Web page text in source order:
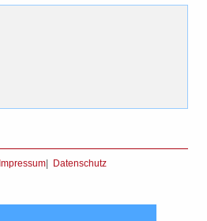
Impressum| Datenschutz